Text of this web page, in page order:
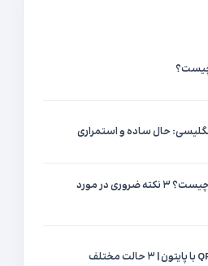
حال ساده و استمراری
برنامه نویسی چیست؟ ۳ نکته ضروری در مورد